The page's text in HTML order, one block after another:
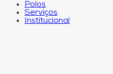
Polos
Serviços
Institucional